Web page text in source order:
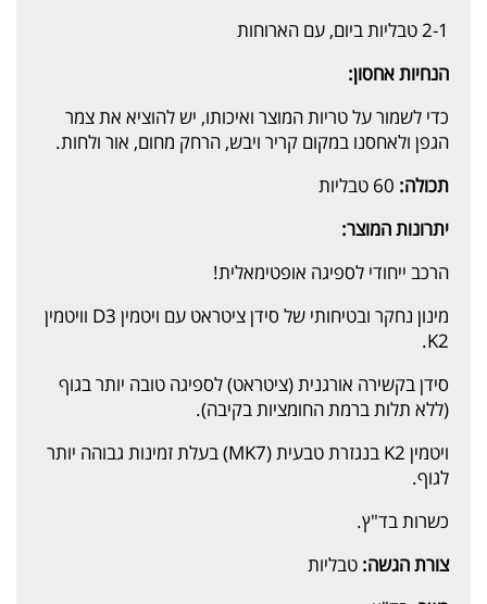
2-1 טבליות ביום, עם הארוחות
הנחיות אחסון:
כדי לשמור על טריות המוצר ואיכותו, יש להוציא את צמר
הגפן ולאחסנו במקום קריר ויבש, הרחק מחום, אור ולחות.
תכולה:
יתרונות המוצר:
הרכב ייחודי לספיגה אופטימאלית!
מינון נחקר ובטיחותי של סידן ציטראט עם ויטמין D3 וויטמין
K2.
סידן בקשירה אורגנית (ציטראט) לספיגה טובה יותר בגוף
(ללא תלות ברמת החומציות בקיבה).
ויטמין K2 בנגזרת טבעית (MK7) בעלת זמינות גבוהה יותר
לגוף.
כשרות בד"ץ.
צורת הגשה: טבליות